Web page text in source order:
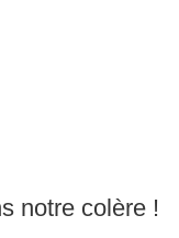
notre colère !